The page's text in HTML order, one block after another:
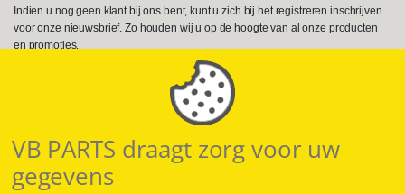
Indien u nog geen klant bij ons bent, kunt u zich bij het registreren inschrijven
voor onze nieuwsbrief. Zo houden wij u op de hoogte van al onze producten
en promoties.
Volg ons op Social Media
VB PARTS draagt zorg voor uw
gegevens